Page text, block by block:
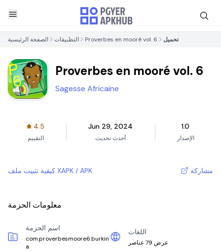
الصفحة الرئيسية التطبيقات Proverbes en mooré vol. 6 تحميل
Proverbes en mooré vol. 6
Sagesse Africaine
4.5
التقييم
Jun 29, 2024
أحدث تحديث
1.0
الإصدار
كيفية تثبيت ملف XAPK / APK مشاركة
معلومات الحزمة
اسم الحزمة
com.proverbesmoore6.burkin
a
اللغات
عرض 79 عناصر